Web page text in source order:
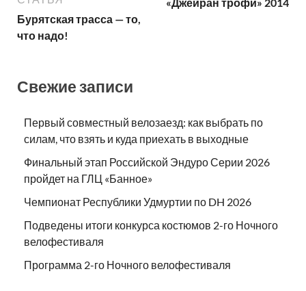
Бурятская трасса — то,
что надо!
Свежие записи
Первый совместный велозаезд: как выбрать по
силам, что взять и куда приехать в выходные
Финальный этап Российской Эндуро Серии 2026
пройдет на ГЛЦ «Банное»
Чемпионат Республики Удмуртии по DH 2026
Подведены итоги конкурса костюмов 2-го Ночного
велофестиваля
Программа 2-го Ночного велофестиваля